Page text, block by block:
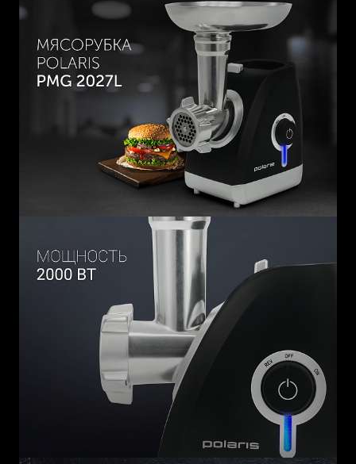
кулинарные возможности. Вы с легкостью сможете
приготовить разнообразные блюда из домашнего фарша
высокой консистенции: котлеты, сосиски, нежнейшие
колбасы, пельмени или голубцы.
Овощерезка с тремя барабанами значительно облегчит и
ускорит процесс приготовления салатов, супов и других
блюд, Вы сможете легко измельчить морковь, свеклу,
яблоки, капусту, кабачки.
Два круглых диска из нержавеющей стали (5 мм и 7 мм)
для приготовления фарша. Сменные стальные насадки
гарантируют долговечность и надежность.
- Овощерезка с тремя барабанами разной формы для
шинковки, нарезки и терки овощей.
- Металический лоток - чаша.
Корпус устройства выполнен из высококачественного
пластика, устойчивого к ударам и деформации. Сбоку
корпуса расположен переключатель скоростей со
светодиодной LED подсветкой. Упрощенное
механическое управление на одной скорости
обеспечивает удобство и безопасность. Режим реверса
позволяет легко устраняет засоры, предотвращая
перегрузку и повреждение устройства. Прорезиненные
ножки гарантируют устойчивость на рабочей
поверхности, предотвращая вибрацию во время работы.
Удобная ручка для переноски обеспечивает комфортное
перемещение мясорубки.
Приготовление блюд станет проще и приятнее с
помощью универсальной электрической мясорубки от